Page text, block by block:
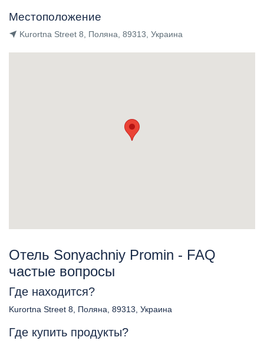
Местоположение
Kurortna Street 8, Поляна, 89313, Украина
Отель Sonyachniy Promin - FAQ
частые вопросы
Где находится?
Kurortna Street 8, Поляна, 89313, Украина
Где купить продукты?